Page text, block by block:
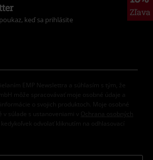
Zľava
keď sa prihlásite
EMP Newslettra a súhlasím s tým, že
môže spracovávať moje osobné údaje a
o svojich produktoch. Moje osobné
súlade s ustanoveniami v
Ochrana osobných
kedykoľvek odvolať kliknutím na odhlasovací